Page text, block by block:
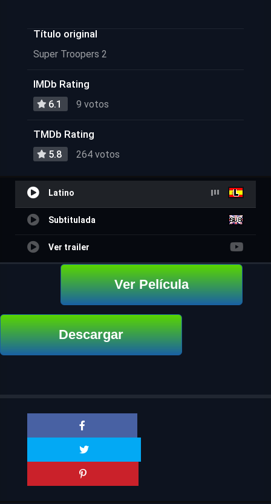
Título original
Super Troopers 2
IMDb Rating
6.1 9 votos
TMDb Rating
5.8 264 votos
Latino
Subtitulada
Ver trailer
Ver Película
Descargar